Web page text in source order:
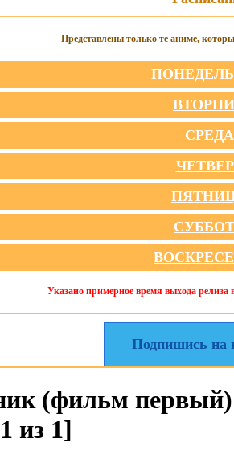
Представлены только те аниме,
СРЕДА
Указано примерное время выхода релиза
Подпишись
(фильм
из 1]